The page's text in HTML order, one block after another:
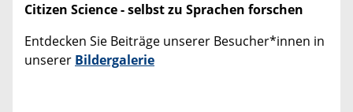
Citizen Science - selbst zu Sprachen forschen
Entdecken Sie Beiträge unserer Besucher*innen in
unserer Bildergalerie